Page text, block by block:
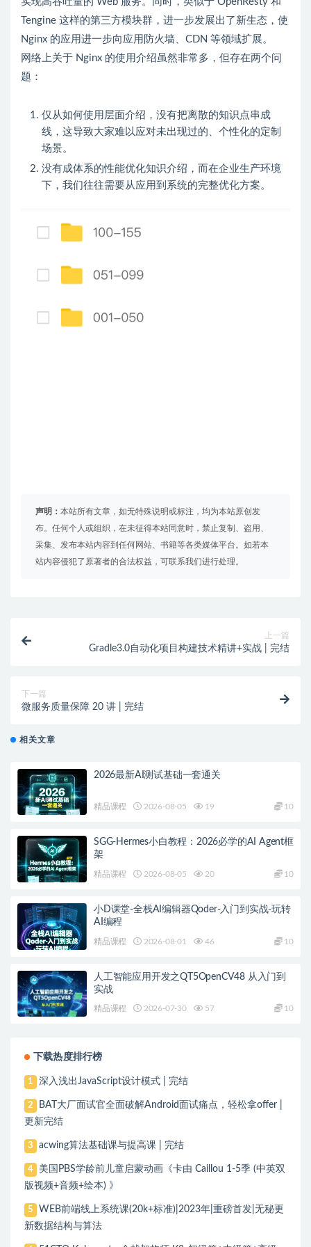
Tengine 这样的第三方模块群，进一步发展出了新生态，使
Nginx 的应用进一步向应用防火墙、CDN 等领域扩展。
网络上关于 Nginx 的使用介绍虽然非常多，但存在两个问
题：
仅从如何使用层面介绍，没有把离散的知识点串成
线，这导致大家难以应对未出现过的、个性化的定制
场景。
没有成体系的性能优化知识介绍，而在企业生产环境
下，我们往往需要从应用到系统的完整优化方案。
声明： 本站所有文章，如无特殊说明或标注，均为本站原创发
布。任何个人或组织，在未征得本站同意时，禁止复制、盗用、
采集、发布本站内容到任何网站、书籍等各类媒体平台。如若本
站内容侵犯了原著者的合法权益，可联系我们进行处理。
上一篇
Gradle3.0自动化项目构建技术精讲+实战 | 完结
下一篇
微服务质量保障 20 讲 | 完结
相关文章
2026最新AI测试基础一套通关
精品课程 2026-08-05 19 10
SGG-Hermes小白教程：2026必学的AI Agent框
架
精品课程 2026-08-05 20 10
小D课堂-全栈AI编辑器Qoder-入门到实战-玩转
AI编程
精品课程 2026-08-01 46 10
人工智能应用开发之QT5OpenCV48 从入门到
实战
精品课程 2026-07-30 57 10
下载热度排行榜
1 深入浅出JavaScript设计模式 | 完结
2
BAT大厂面试官全面破解Android面试痛点，轻松拿offer |
更新完结
3 acwing算法基础课与提高课 | 完结
4
美国PBS学龄前儿童启蒙动画《卡由 Caillou 1-5季 (中英双
版视频+音频+绘本) 》
5
WEB前端线上系统课(20k+标准)|2023年|重磅首发|无秘更
新数据结构与算法